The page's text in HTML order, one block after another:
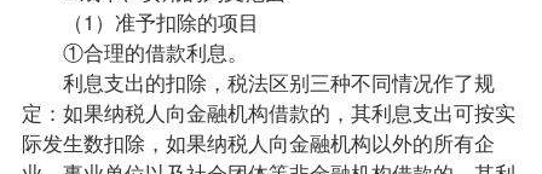
（1）准予扣除的项目
①合理的借款利息。
利息支出的扣除，税法区别三种不同情况作了规
定：如果纳税人向金融机构借款的，其利息支出可按实
际发生数扣除，如果纳税人向金融机构以外的所有企